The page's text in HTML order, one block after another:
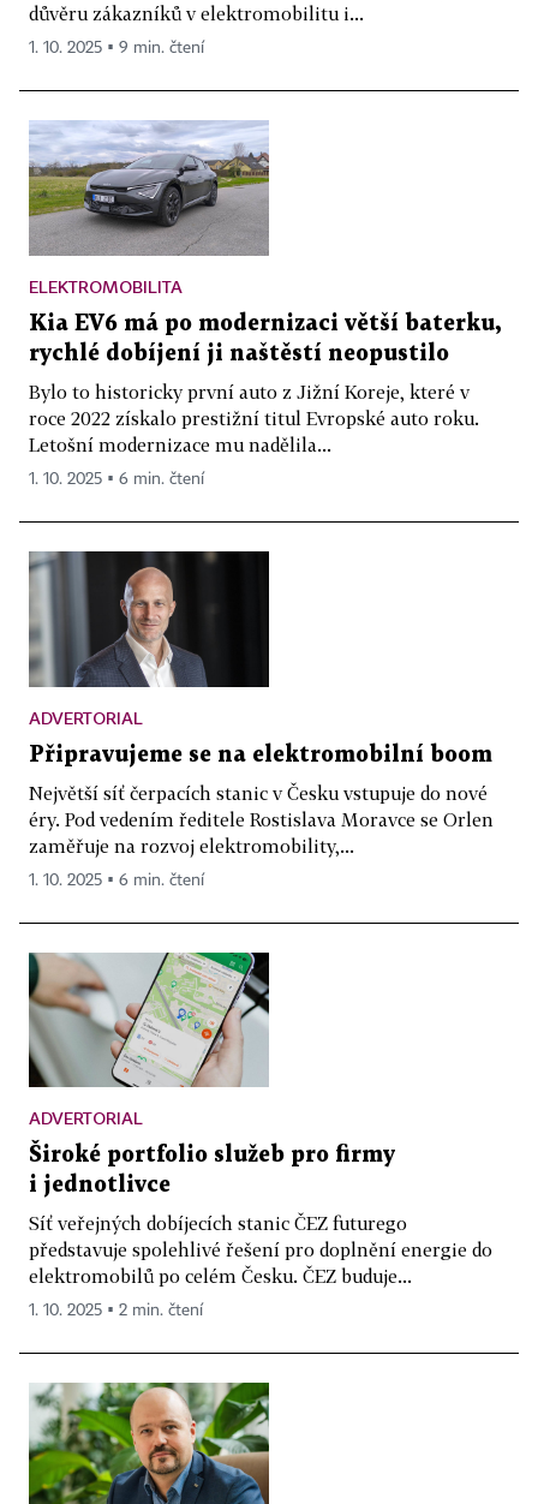
důvěru zákazníků v elektromobilitu i...
1. 10. 2025 ▪ 9 min. čtení
ELEKTROMOBILITA
Kia EV6 má po modernizaci větší baterku,
rychlé dobíjení ji naštěstí neopustilo
Bylo to historicky první auto z Jižní Koreje, které v
roce 2022 získalo prestižní titul Evropské auto roku.
Letošní modernizace mu nadělila...
1. 10. 2025 ▪ 6 min. čtení
ADVERTORIAL
Připravujeme se na elektromobilní boom
Největší síť čerpacích stanic v Česku vstupuje do nové
éry. Pod vedením ředitele Rostislava Moravce se Orlen
zaměřuje na rozvoj elektromobility,...
1. 10. 2025 ▪ 6 min. čtení
ADVERTORIAL
Široké portfolio služeb pro firmy
i jednotlivce
Síť veřejných dobíjecích stanic ČEZ futurego
představuje spolehlivé řešení pro doplnění energie do
elektromobilů po celém Česku. ČEZ buduje...
1. 10. 2025 ▪ 2 min. čtení